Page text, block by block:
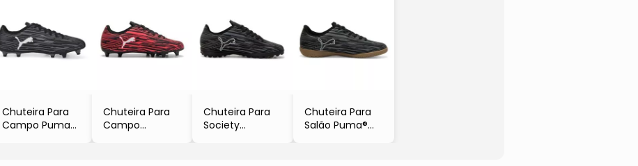
Chuteira Para
Campo Puma®
Chuteira Para
Campo
Chuteira Para
Society
Chuteira Para
Salão Puma®